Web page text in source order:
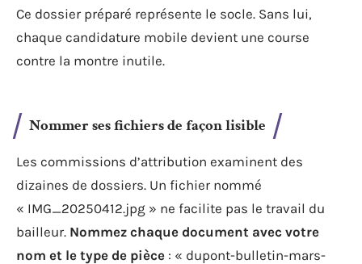
Ce dossier préparé représente le socle. Sans lui,
chaque candidature mobile devient une course
contre la montre inutile.
Nommer ses fichiers de façon lisible
Les commissions d’attribution examinent des
dizaines de dossiers. Un fichier nommé
« IMG_20250412.jpg » ne facilite pas le travail du
bailleur. Nommez chaque document avec votre
nom et le type de pièce : « dupont-bulletin-mars-